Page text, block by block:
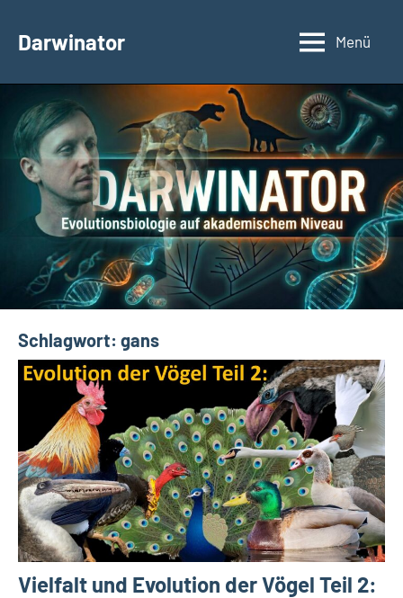
InhaltDarwinator
Evolutionsbiologie
Menü
Schlagwort: gans
Vielfalt und Evolution der Vögel Teil 2: